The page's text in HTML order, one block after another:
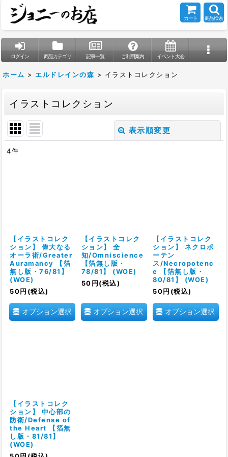
カート 商品検索
ログイン 商品カテゴリ 記事一覧 ご利用案内 イベント大会
ホーム > エルドレインの森 > イラストコレクション
イラストコレクション
表示順変更
絞り込む
4件
【イラストコレク
ション】 偉大なる
オーラ術/Greater
Auramancy 【箔
無し版・76/81】
(WOE)
50 円 (税込)
オプション選択
【イラストコレク
ション】 全
知/Omniscience
【箔無し版・
78/81】 (WOE)
50 円 (税込)
オプション選択
【イラストコレク
ション】 ネクロポ
ーテン
ス/Necropotenc
e 【箔無し版・
80/81】 (WOE)
50 円 (税込)
オプション選択
【イラストコレク
ション】 中心部の
防衛/Defense of
the Heart 【箔無
し版・81/81】
(WOE)